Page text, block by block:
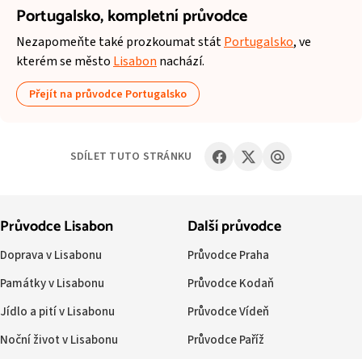
Portugalsko,kompletní průvodce
Nezapomeňte také prozkoumat státPortugalsko, ve
kterém se město Lisabon nachází.
Přejít na průvodce Portugalsko
SDÍLET TUTO STRÁNKU
Průvodce Lisabon
Doprava v Lisabonu
Památky v Lisabonu
Jídlo a pití v Lisabonu
Noční život v Lisabonu
Další průvodce
Průvodce Praha
Průvodce Kodaň
Průvodce Vídeň
Průvodce Paříž